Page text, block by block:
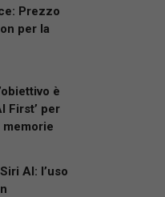
Prezzo
per la
è
First’ per
AI: l’uso